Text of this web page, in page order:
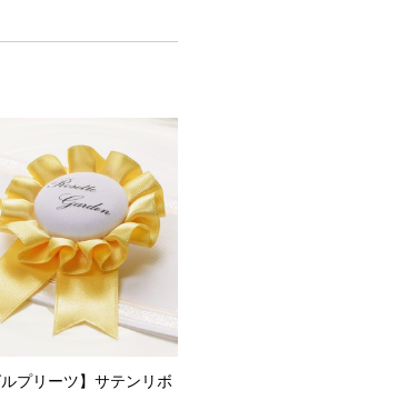
ルプリーツ】サテンリボ